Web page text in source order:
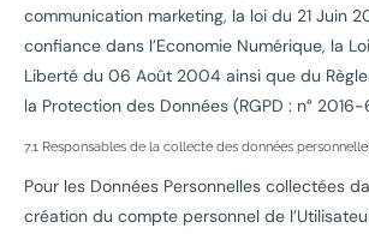
communication marketing, la loi du 21 Juin
confiance dans l’Economie Numérique, la
Liberté du 06 Août 2004 ainsi que du
la Protection des Données (RGPD : n° 2016-
7.1 Responsables de la collecte des données
Pour les Données Personnelles collectées
création du compte personnel de